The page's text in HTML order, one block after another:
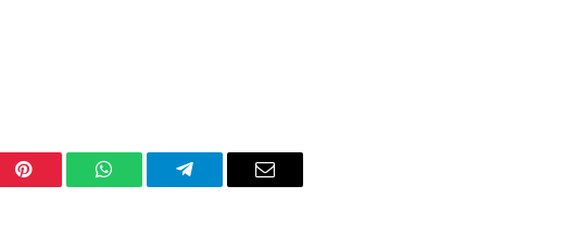
Pinterest WhatsAppTelegram Email